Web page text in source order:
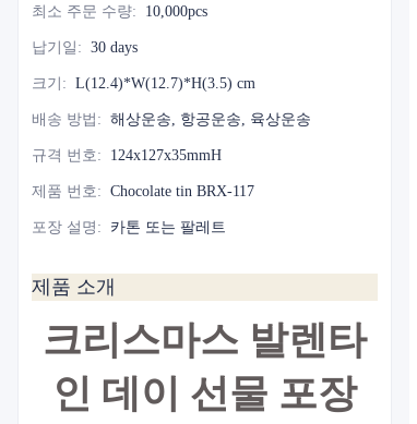
최소 주문 수량: 10,000pcs
납기일 : 30 days
크기 : L(12.4)*W(12.7)*H(3.5) cm
배송 방법 : 해상운송, 항공운송, 육상운송
규격 번호: 124x127x35mmH
제품 번호: Chocolate tin BRX-117
포장 설명 : 카톤 또는 팔레트
제품 소개
크리스마스 발렌타
인 데이 선물 포장